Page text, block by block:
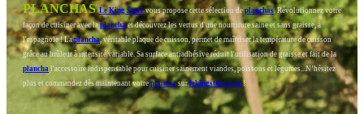
PLANCHASLe King Storevous propose cette sélection deplanchas.Révolutionnez votre
façon de cuisiner avec laplanchaet découvrez les vertus d'une nourriture saine et sans graisse, à
l'espagnole !Laplancha, véritable plaque de cuisson, permet de maîtriser la température de cuisson
grâce au brûleur à intensité variable. Sa surface antiadhésive réduit l'utilisation de graisse et fait de la
plancha l'accessoire indispensable pour cuisiner sainement viandes, poissons et légumes...N’hésitez
plus et commandez dès maintenant votre planchasurlekingstore.com !